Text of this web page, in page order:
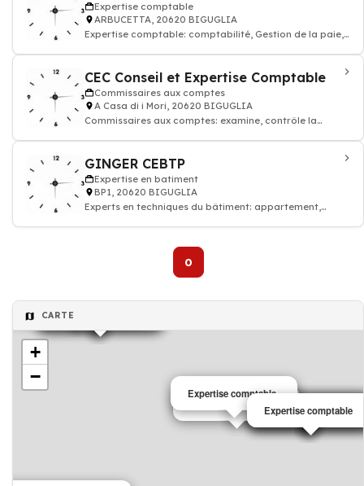
Expertise comptable
ARBUCETTA, 20620 BIGUGLIA
Expertise comptable: comptabilité, Gestion de la paie,
CEC Conseil et Expertise Comptable
Commissaires aux comptes
A Casa di i Mori, 20620 BIGUGLIA
Commissaires aux comptes: examine, contrôle la
GINGER CEBTP
Expertise en batiment
BP1, 20620 BIGUGLIA
Experts en techniques du bâtiment: appartement,
0
CARTE
Expertise comptable
Expertise comptable
Expertise comptable
Expertise comptable
Expertise comptableExpertise comptable
Expertise comptable
Expertise comptable
Expertise comptable
Expertise comptable
Commissaires aux comptes
+
−